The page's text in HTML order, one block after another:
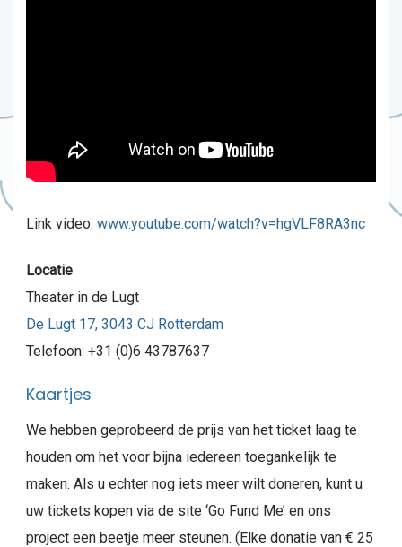
Link video: www.youtube.com/watch?v=hgVLF8RA3nc
Locatie
Theater in de Lugt
De Lugt 17, 3043 CJ Rotterdam
Telefoon: +31 (0)6 43787637
Kaartjes
We hebben geprobeerd de prijs van het ticket laag te
houden om het voor bijna iedereen toegankelijk te
maken. Als u echter nog iets meer wilt doneren, kunt u
uw tickets kopen via de site ‘Go Fund Me’ en ons
project een beetje meer steunen. (Elke donatie van € 25